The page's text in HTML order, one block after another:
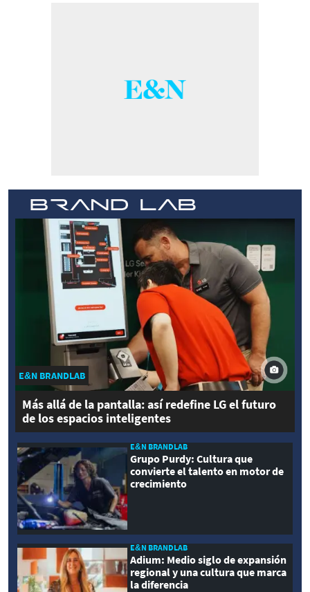
E&N BRANDLAB
Más allá de la pantalla: así redefine LG el futuro
de los espacios inteligentes
E&N BRANDLAB
Grupo Purdy: Cultura que
convierte el talento en motor de
crecimiento
E&N BRANDLAB
Adium: Medio siglo de expansión
regional y una cultura que marca
la diferencia